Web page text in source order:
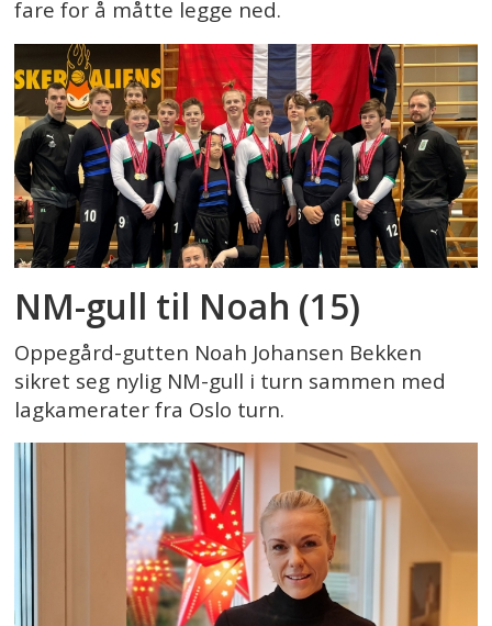
fare for å måtte legge ned.
NM-gull til Noah (15)
Oppegård-gutten Noah Johansen Bekken
sikret seg nylig NM-gull i turn sammen med
lagkamerater fra Oslo turn.